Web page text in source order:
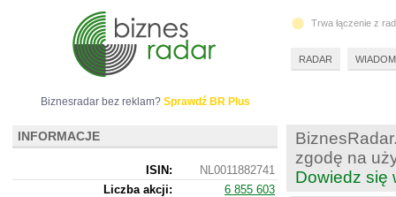
zgodę na
Dowiedz się
Biznesradar bez reklam? Sprawdź BR Plus
INFORMACJE
ISIN:
NL0011882741
Liczba akcji:
6 855 603
Trwa łączenie z
RADAR